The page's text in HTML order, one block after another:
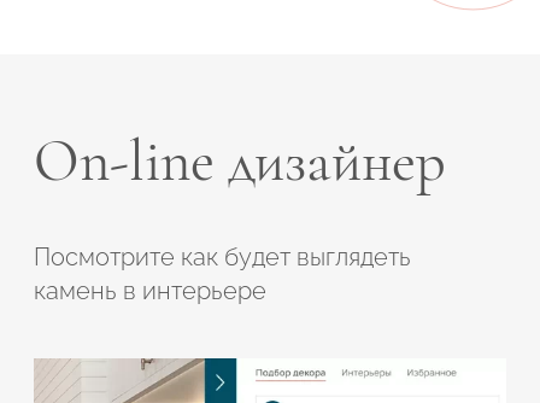
On-line дизайнер
Посмотрите как будет выглядеть
камень в интерьере